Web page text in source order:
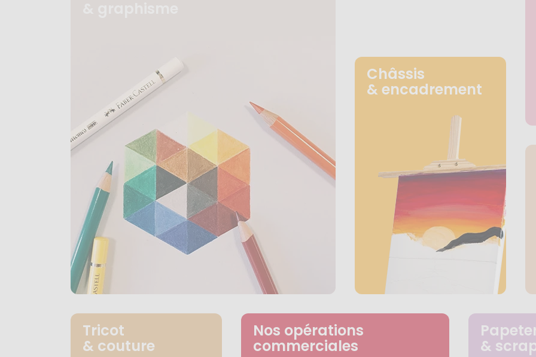
Châssis
& encadrement
Tricot
& couture
Nos opérations
commerciales &